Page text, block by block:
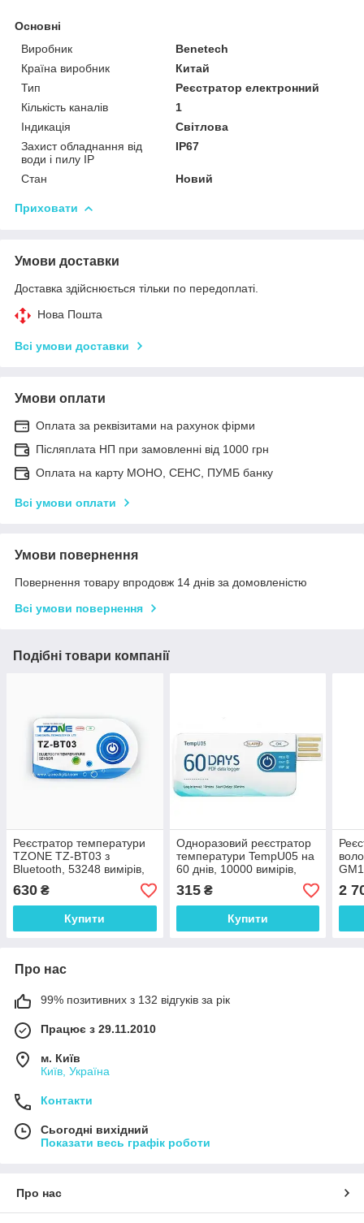
Основні
Виробник
Benetech
Країна виробник
Китай
Тип
Реєстратор електронний
Кількість каналів
1
Індикація
Світлова
Захист обладнання від
води і пилу IP
IP67
Стан Новий
Приховати
Умови доставки
Доставка здійснюється тільки по передоплаті.
Нова Пошта
Всі умови доставки
Умови оплати
Оплата за реквізитами на рахунок фірми
Післяплата НП при замовленні від 1000 грн
Оплата на карту МОНО, СЕНС, ПУМБ банку
Всі умови оплати
Умови повернення
Повернення товару впродовж 14 днів за домовленістю
Всі умови повернення
Подібні товари компанії
Реєстратор температури
TZONE TZ-BT03 з
Bluetooth, 53248 вимірів,
діапазон від -20°C до
+60°C; ±0.5°C, IP67
630 ₴
Купити
Одноразовий реєстратор
температури TempU05 на
60 днів, 10000 вимірів,
діапазон -30°C до +60°C;
±0.5°C, IP67, Тайвань
315₴
Купити
-
2
Про нас
99% позитивних з 132 відгуків за рік
Працює з 29.11.2010
м. Київ
Київ, Україна
Контакти
Сьогодні вихідний
Показати весь графік роботи
Про нас